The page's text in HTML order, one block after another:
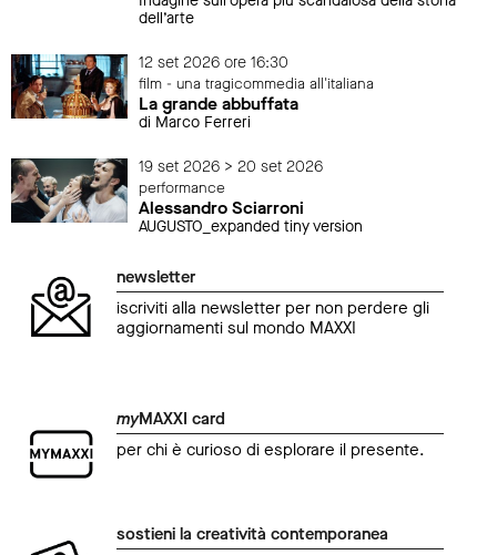
dell’arte
12 set 2026 ore 16:30
film - una tragicommedia all'italiana
La grande abbuffata
di Marco Ferreri
19 set 2026 > 20 set 2026
performance
Alessandro Sciarroni
AUGUSTO_expanded tiny version
newsletter
iscriviti alla newsletter per non perdere gli
aggiornamenti sul mondo MAXXI
myMAXXI card
per chi è curioso di esplorare il presente.
sostieni la creatività contemporanea